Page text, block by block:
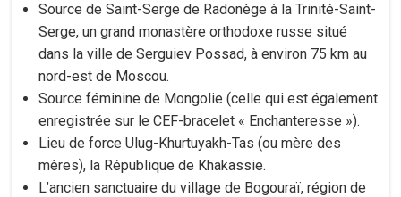
Source de Saint-Serge de Radonège à la Trinité-Saint-
Serge, un grand monastère orthodoxe russe situé
dans la ville de Serguiev Possad, à environ 75 km au
nord-est de Moscou.
Source féminine de Mongolie (celle qui est également
enregistrée sur le CEF-bracelet « Enchanteresse »).
Lieu de force Ulug-Khurtuyakh-Tas (ou mère des
mères), la République de Khakassie.
L’ancien sanctuaire du village de Bogouraï, région de